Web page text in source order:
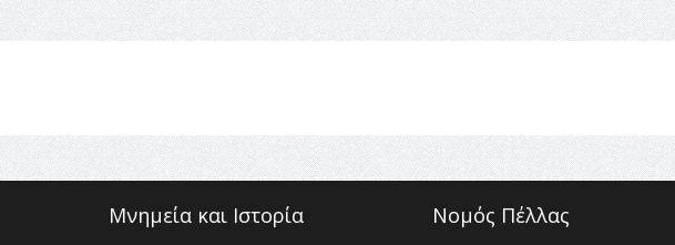
Μνημεία και Ιστορία Νομός Πέλλας